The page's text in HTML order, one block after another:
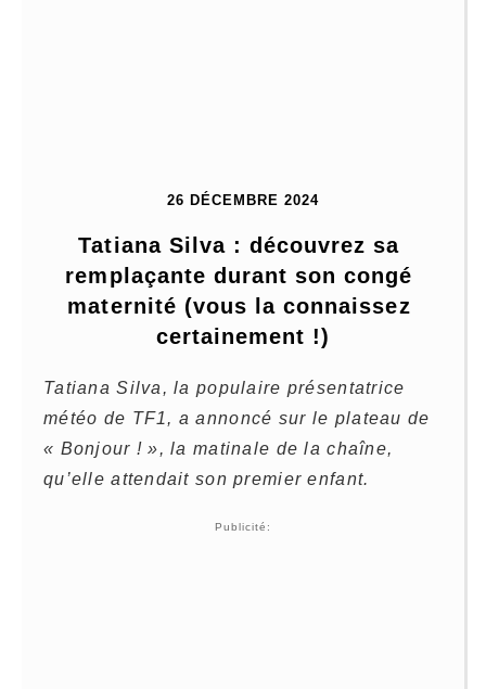
26 DÉCEMBRE 2024
Tatiana Silva : découvrez sa
remplaçante durant son congé
maternité (vous la connaissez
certainement !)
Tatiana Silva, la populaire présentatrice
météo de TF1, a annoncé sur le plateau de
« Bonjour ! », la matinale de la chaîne,
qu’elle attendait son premier enfant.
Publicité: